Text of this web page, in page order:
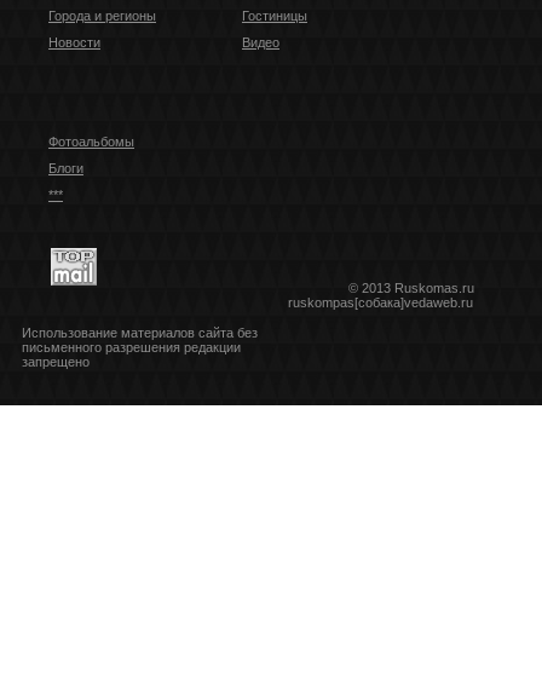
Города и регионы
Новости
Гостиницы
Видео
Фотоальбомы
Блоги
***
© 2013 Ruskomas.ru
ruskompas[собака]vedaweb.ru
Использование материалов сайта без
письменного разрешения редакции
запрещено